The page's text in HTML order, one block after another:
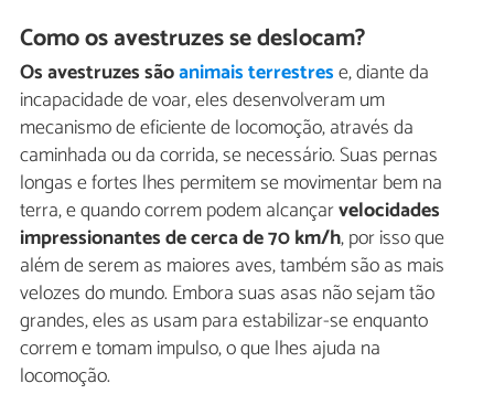
Como os avestruzes se deslocam?
Os avestruzes sãoanimais terrestrese, diante da
incapacidade de voar, eles desenvolveram um
mecanismo de eficiente de locomoção, através da
caminhada ou da corrida, se necessário. Suas pernas
longas e fortes lhes permitem se movimentar bem na
terra, e quando correm podem alcançarvelocidades
impressionantes de cerca de 70 km/h, por isso que
além de serem as maiores aves, também são as mais
velozes do mundo. Embora suas asas não sejam tão
grandes, eles as usam para estabilizar-se enquanto
correm e tomam impulso, o que lhes ajuda na
locomoção.